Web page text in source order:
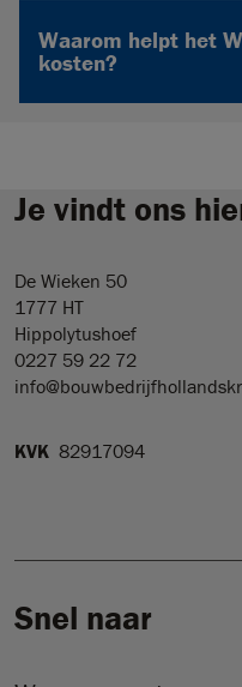
Begin met
Waarom helpt het
kosten?
ontwerptraject.
Snel naar
Je vindt ons
De Wieken 50
1777 HT
Hippolytushoef
0227 59 22 72
KVK 82917094